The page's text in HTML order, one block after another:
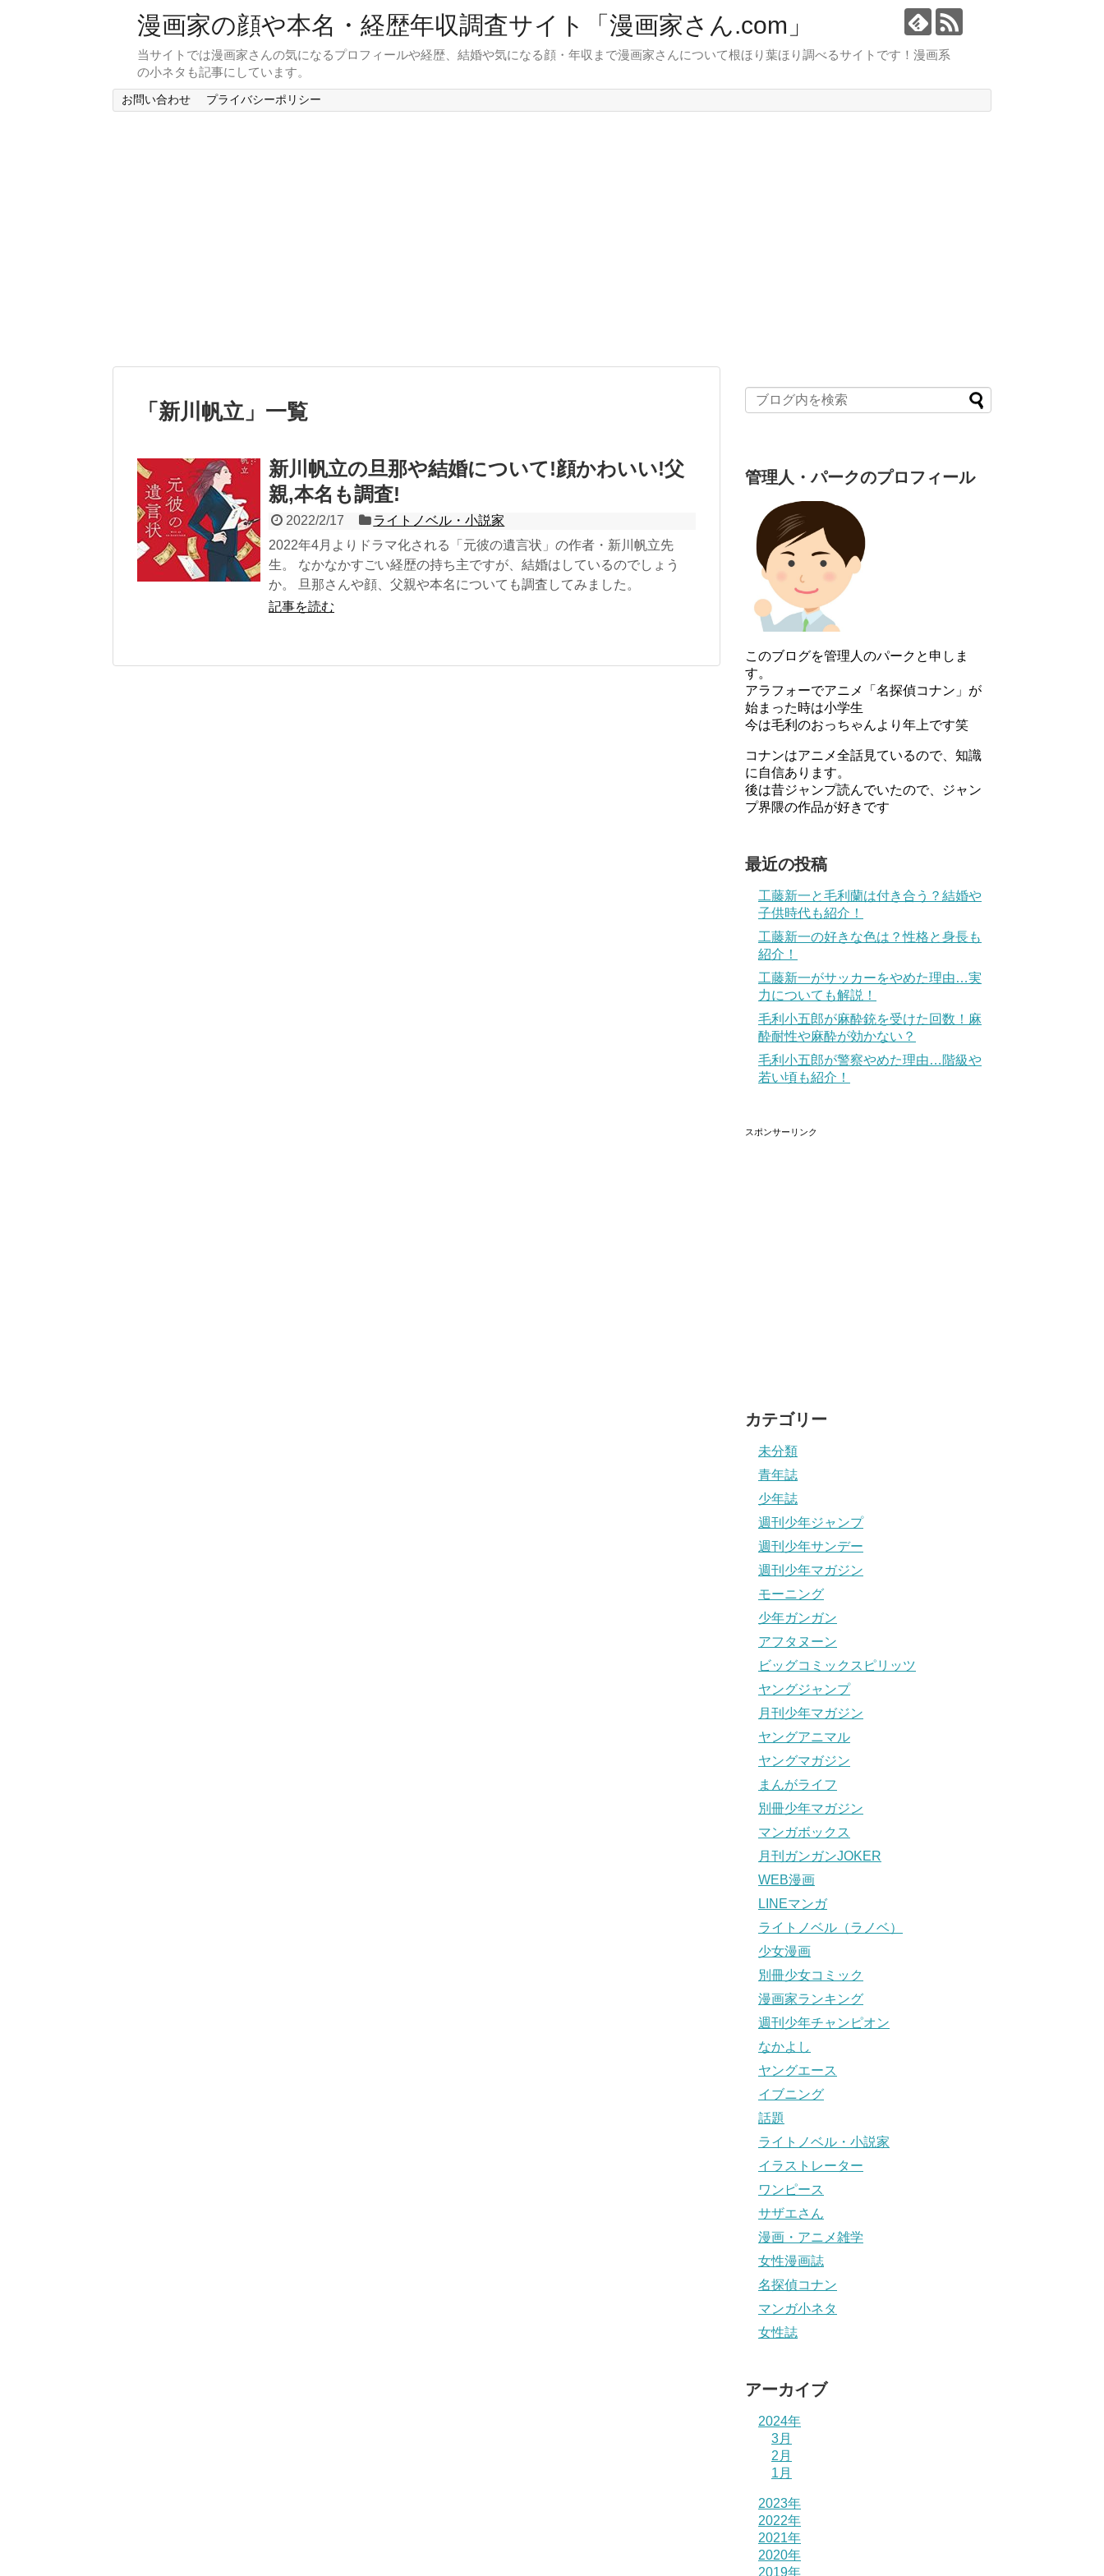
漫画家の顔や本名・経歴年収調査サイト「漫画家さん.com」
当サイトでは漫画家さんの気になるプロフィールや経歴、結婚や気になる顔・年収まで漫画家さんについて根ほり葉ほり調べるサイトです！漫画系
の小ネタも記事にしています。
お問い合わせ プライバシーポリシー
「 新川帆立 」 一覧
新川帆立の旦那や結婚について!顔かわいい!父
親,本名も調査!
2022/2/17
ライトノベル・小説家
2022年4月よりドラマ化される「元彼の遺言状」の作者・新川帆立先
生。 なかなかすごい経歴の持ち主ですが、結婚はしているのでしょう
か。 旦那さんや顔、父親や本名についても調査してみました。
記事を読む
管理人・パークのプロフィール
このブログを管理人のパークと申しま
す。
アラフォーでアニメ「名探偵コナン」が
始まった時は小学生
今は毛利のおっちゃんより年上です笑
コナンはアニメ全話見ているので、知識
に自信あります。
後は昔ジャンプ読んでいたので、ジャン
プ界隈の作品が好きです
最近の投稿
工藤新一と毛利蘭は付き合う？結婚や
子供時代も紹介！
工藤新一の好きな色は？性格と身長も
紹介！
工藤新一がサッカーをやめた理由…実
力についても解説！
毛利小五郎が麻酔銃を受けた回数！麻
酔耐性や麻酔が効かない？
毛利小五郎が警察やめた理由…階級や
若い頃も紹介！
スポンサーリンク
カテゴリー
未分類
青年誌
少年誌
週刊少年ジャンプ
週刊少年サンデー
週刊少年マガジン
モーニング
少年ガンガン
アフタヌーン
ビッグコミックスピリッツ
ヤングジャンプ
月刊少年マガジン
ヤングアニマル
ヤングマガジン
まんがライフ
別冊少年マガジン
マンガボックス
月刊ガンガンJOKER
WEB漫画
LINEマンガ
ライトノベル（ラノベ）
少女漫画
別冊少女コミック
漫画家ランキング
週刊少年チャンピオン
なかよし
ヤングエース
イブニング
話題
ライトノベル・小説家
イラストレーター
ワンピース
サザエさん
漫画・アニメ雑学
女性漫画誌
名探偵コナン
マンガ小ネタ
女性誌
アーカイブ
2024年
3月
2月
1月
2023年
2022年
2021年
2020年
2019年